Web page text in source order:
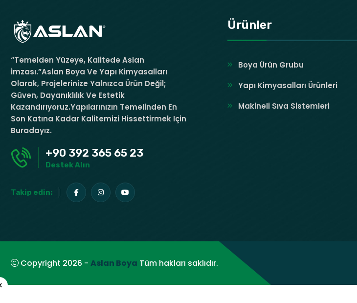
“Temelden Yüzeye, Kalitede Aslan
İmzası.”Aslan Boya Ve Yapı Kimyasalları
Olarak, Projelerinize Yalnızca Ürün Değil;
Güven, Dayanıklılık Ve Estetik
Kazandırıyoruz.Yapılarınızın Temelinden En
Son Katına Kadar Kalitemizi Hissettirmek Için
Buradayız.
+90 392 365 65 23
Destek Alın
Takip edin:
Ürünler
Boya Ürün Grubu
Yapı Kimyasalları Ürünleri
Makineli Sıva Sistemleri
Copyright 2026 - Aslan Boya Tüm hakları saklıdır.